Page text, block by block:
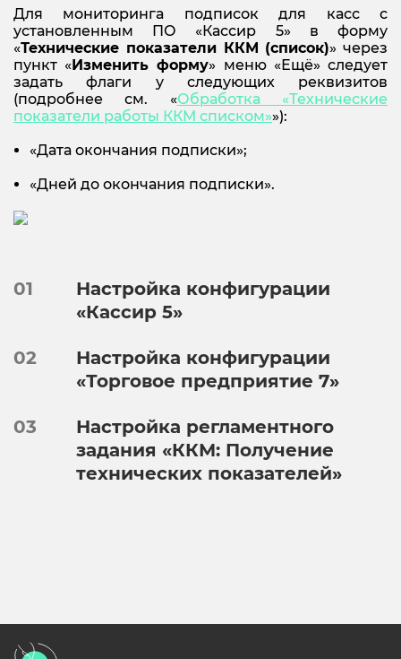
Для мониторинга подписок для касс с
установленным ПО «Кассир 5» в форму
«Технические показатели ККМ (список)» через
пункт «Изменить форму» меню «Ещё» следует
задать флаги у следующих реквизитов
(подробнее см. «Обработка «Технические
показатели работы ККМ списком»»):
«Дата окончания подписки»;
«Дней до окончания подписки».
01
Настройка конфигурации
«Кассир 5»
02
Настройка конфигурации
«Торговое предприятие 7»
03
Настройка регламентного
задания «ККМ: Получение
технических показателей»